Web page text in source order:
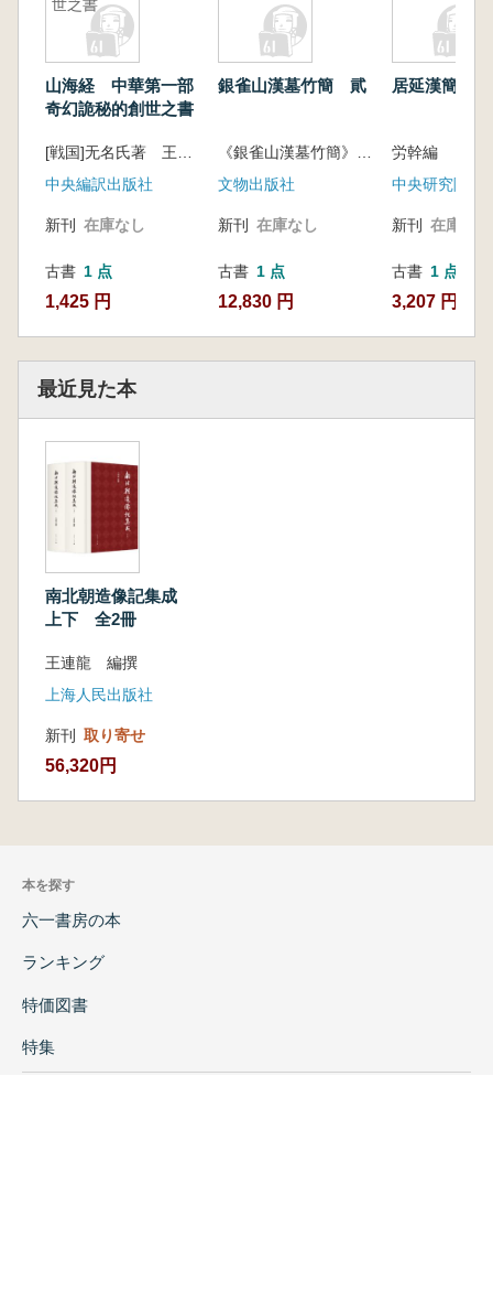
世之書
山海経 中華第一部
奇幻詭秘的創世之書
中央編訳出版社
新刊 在庫なし
古書 1 点
1,425 円
銀雀山漢墓竹簡 貮
文物出版社
新刊 在庫なし
古書 1 点
12,830 円
居延漢簡 図
労幹編
新刊 在庫なし
古書 1 点
3,207 円
最近見た本
南北朝造像記集成
上下 全2冊
王連龍 編撰
上海人民出版社
新刊 取り寄せ
56,320円
本を探す
六一書房の本
ランキング
特価図書
特集